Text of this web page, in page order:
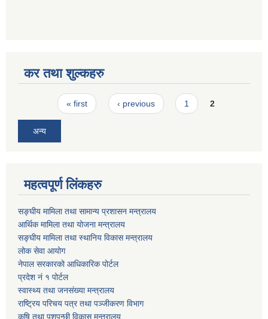
कर तथा शुल्कहरु
Pages« first ‹ previous 1 2
अन्य
महत्वपूर्ण लिंकहरु
सङ्घीय मामिला तथा सामान्य प्रशासन मन्त्रालय
आर्थिक मामिला तथा योजना मन्त्रालय
सङ्घीय मामिला तथा स्थानिय विकास मन्त्रालय
लोक सेवा आयोग
नेपाल सरकारको आधिकारिक पोर्टल
प्रदेश नं १ पोर्टल
स्वास्थ्य तथा जनसंख्या मन्त्रालय
राष्ट्रिय परिचय पत्र तथा पञ्जीकरण विभाग
कृषि तथा पशुपन्छी विकास मन्त्रालय